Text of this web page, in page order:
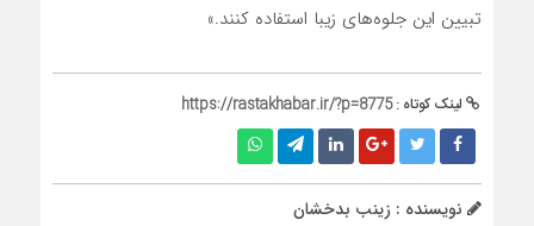
تبیین این جلوه‌های زیبا استفاده کنند.»
لینک کوتاه :https://rastakhabar.ir/?p=8775
نویسنده : زینب بدخشان